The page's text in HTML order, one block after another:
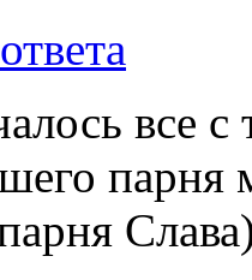
все с
парня